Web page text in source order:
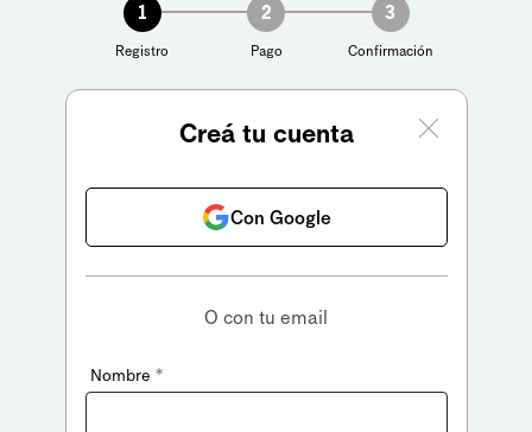
1
Registro
2
Pago
3
Confirmación
Creá tu cuenta
Con Google
O con tu email
Nombre *